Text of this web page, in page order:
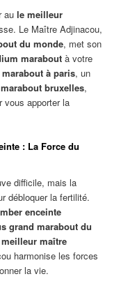
aule meilleur
Le Maître Adjinacou,
du monde, met son
marabout à votre
à paris, un
bruxelles,
vous apporter la
: La Force du
difficile, mais la
débloquer la fertilité.
enceinte
grand marabout du
meilleur maître
harmonise les forces
la vie.